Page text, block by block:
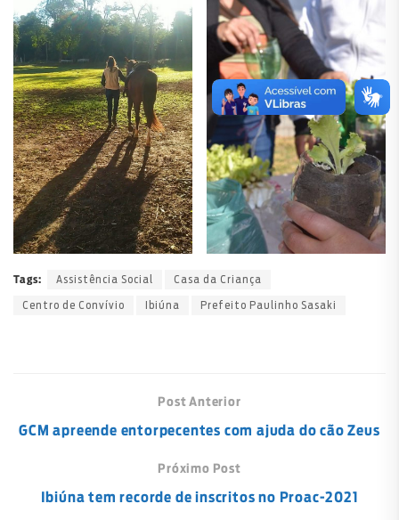
Tags: Assistência Social Casa da Criança
Centro de Convívio Ibiúna Prefeito Paulinho Sasaki
Post Anterior
GCM apreende entorpecentes com ajuda do cão Zeus
Próximo Post
Ibiúna tem recorde de inscritos no Proac-2021